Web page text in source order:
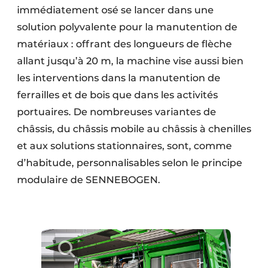
immédiatement osé se lancer dans une
solution polyvalente pour la manutention de
matériaux : offrant des longueurs de flèche
allant jusqu’à 20 m, la machine vise aussi bien
les interventions dans la manutention de
ferrailles et de bois que dans les activités
portuaires. De nombreuses variantes de
châssis, du châssis mobile au châssis à chenilles
et aux solutions stationnaires, sont, comme
d’habitude, personnalisables selon le principe
modulaire de SENNEBOGEN.